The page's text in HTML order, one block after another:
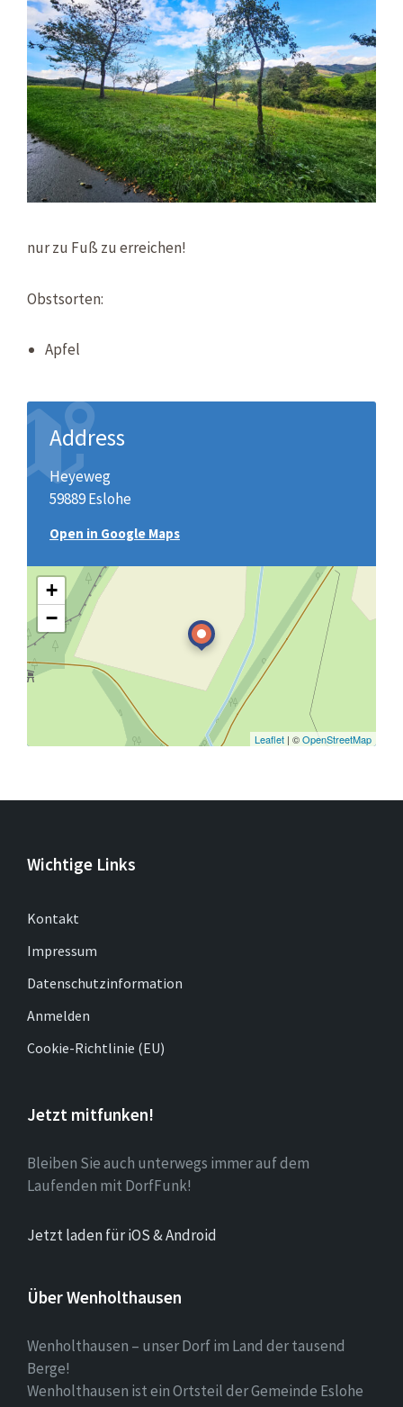
nur zu Fuß zu erreichen!
Obstsorten:
Apfel
Address
Heyeweg
59889 Eslohe
Open in Google Maps
+
−
Leaflet | ©OpenStreetMap
Wichtige Links
Kontakt
Impressum
Datenschutzinformation
Anmelden
Cookie-Richtlinie (EU)
Jetzt mitfunken!
Bleiben Sie auch unterwegs immer auf dem
Laufenden mit DorfFunk!
Jetzt laden für iOS & Android
Über Wenholthausen
Wenholthausen – unser Dorf im Land der tausend
Berge!
Wenholthausen ist ein Ortsteil der Gemeinde Eslohe